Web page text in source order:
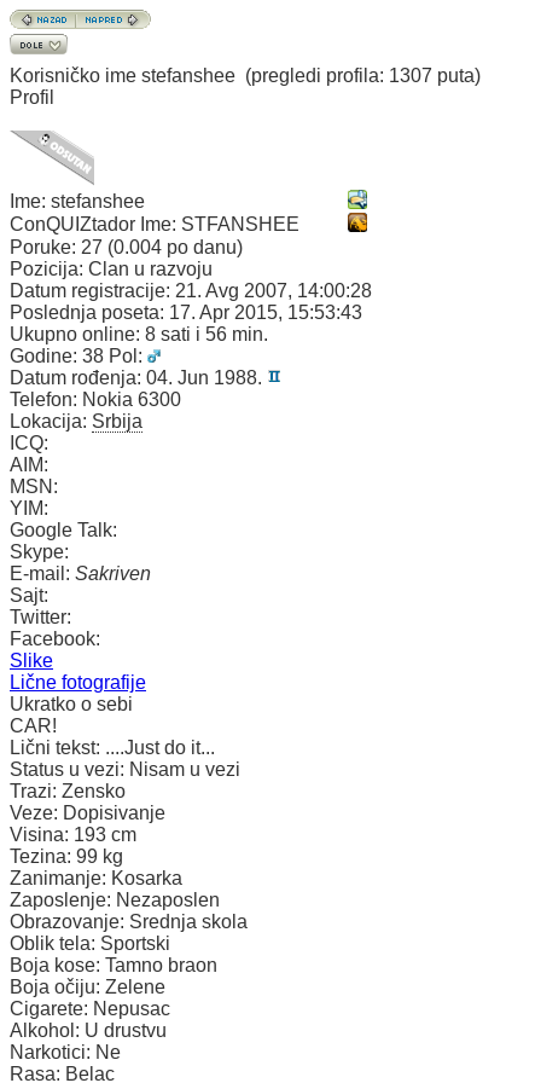
Korisničko ime stefanshee (pregledi profila: 1307 puta)
Profil
Ime: stefanshee
ConQUIZtador Ime: STFANSHEE
Poruke: 27 (0.004 po danu)
Pozicija: Clan u razvoju
Datum registracije: 21. Avg 2007, 14:00:28
Poslednja poseta: 17. Apr 2015, 15:53:43
Ukupno online: 8 sati i 56 min.
Godine: 38 Pol:
Datum rođenja: 04. Jun 1988.
Telefon: Nokia 6300
Lokacija: Srbija
ICQ:
AIM:
MSN:
YIM:
Google Talk:
Skype:
E-mail: Sakriven
Sajt:
Twitter:
Facebook:
Slike
Lične fotografije
Ukratko o sebi
CAR!
Lični tekst: ....Just do it...
Status u vezi: Nisam u vezi
Trazi: Zensko
Veze: Dopisivanje
Visina: 193 cm
Tezina: 99 kg
Zanimanje: Kosarka
Zaposlenje: Nezaposlen
Obrazovanje: Srednja skola
Oblik tela: Sportski
Boja kose: Tamno braon
Boja očiju: Zelene
Cigarete: Nepusac
Alkohol: U drustvu
Narkotici: Ne
Rasa: Belac